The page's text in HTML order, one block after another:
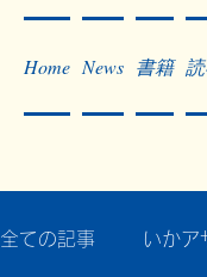
Home News 書籍
全ての記事 いかア